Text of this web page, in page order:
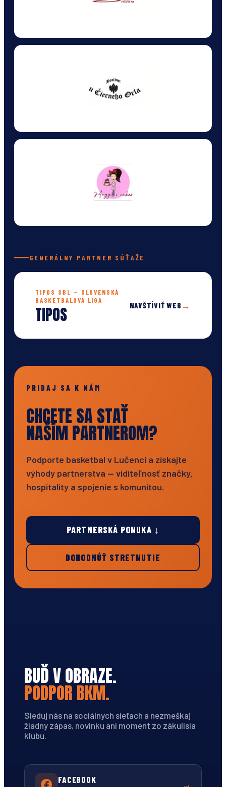
GENERÁLNY PARTNER SÚŤAŽE
TIPOS SBL — SLOVENSKÁ
BASKETBALOVÁ LIGA
TIPOS NAVŠTÍVIŤ WEB →
PRIDAJ SA K NÁM
CHCETE SA STAŤ
NAŠÍM PARTNEROM?
Podporte basketbal v Lučenci a získajte
výhody partnerstva — viditeľnosť značky,
hospitality a spojenie s komunitou.
PARTNERSKÁ PONUKA ↓
DOHODNÚŤ STRETNUTIE
BUĎ V OBRAZE.
PODPOR BKM.
Sleduj nás na sociálnych sieťach a nezmeškaj
žiadny zápas, novinku ani moment zo zákulisia
klubu.
FACEBOOK →